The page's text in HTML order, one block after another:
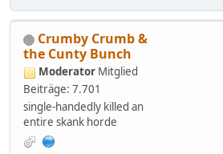
Crumby Crumb &
the Cunty Bunch
Moderator Mitglied
Beiträge: 7.701
single-handedly killed an
entire skank horde